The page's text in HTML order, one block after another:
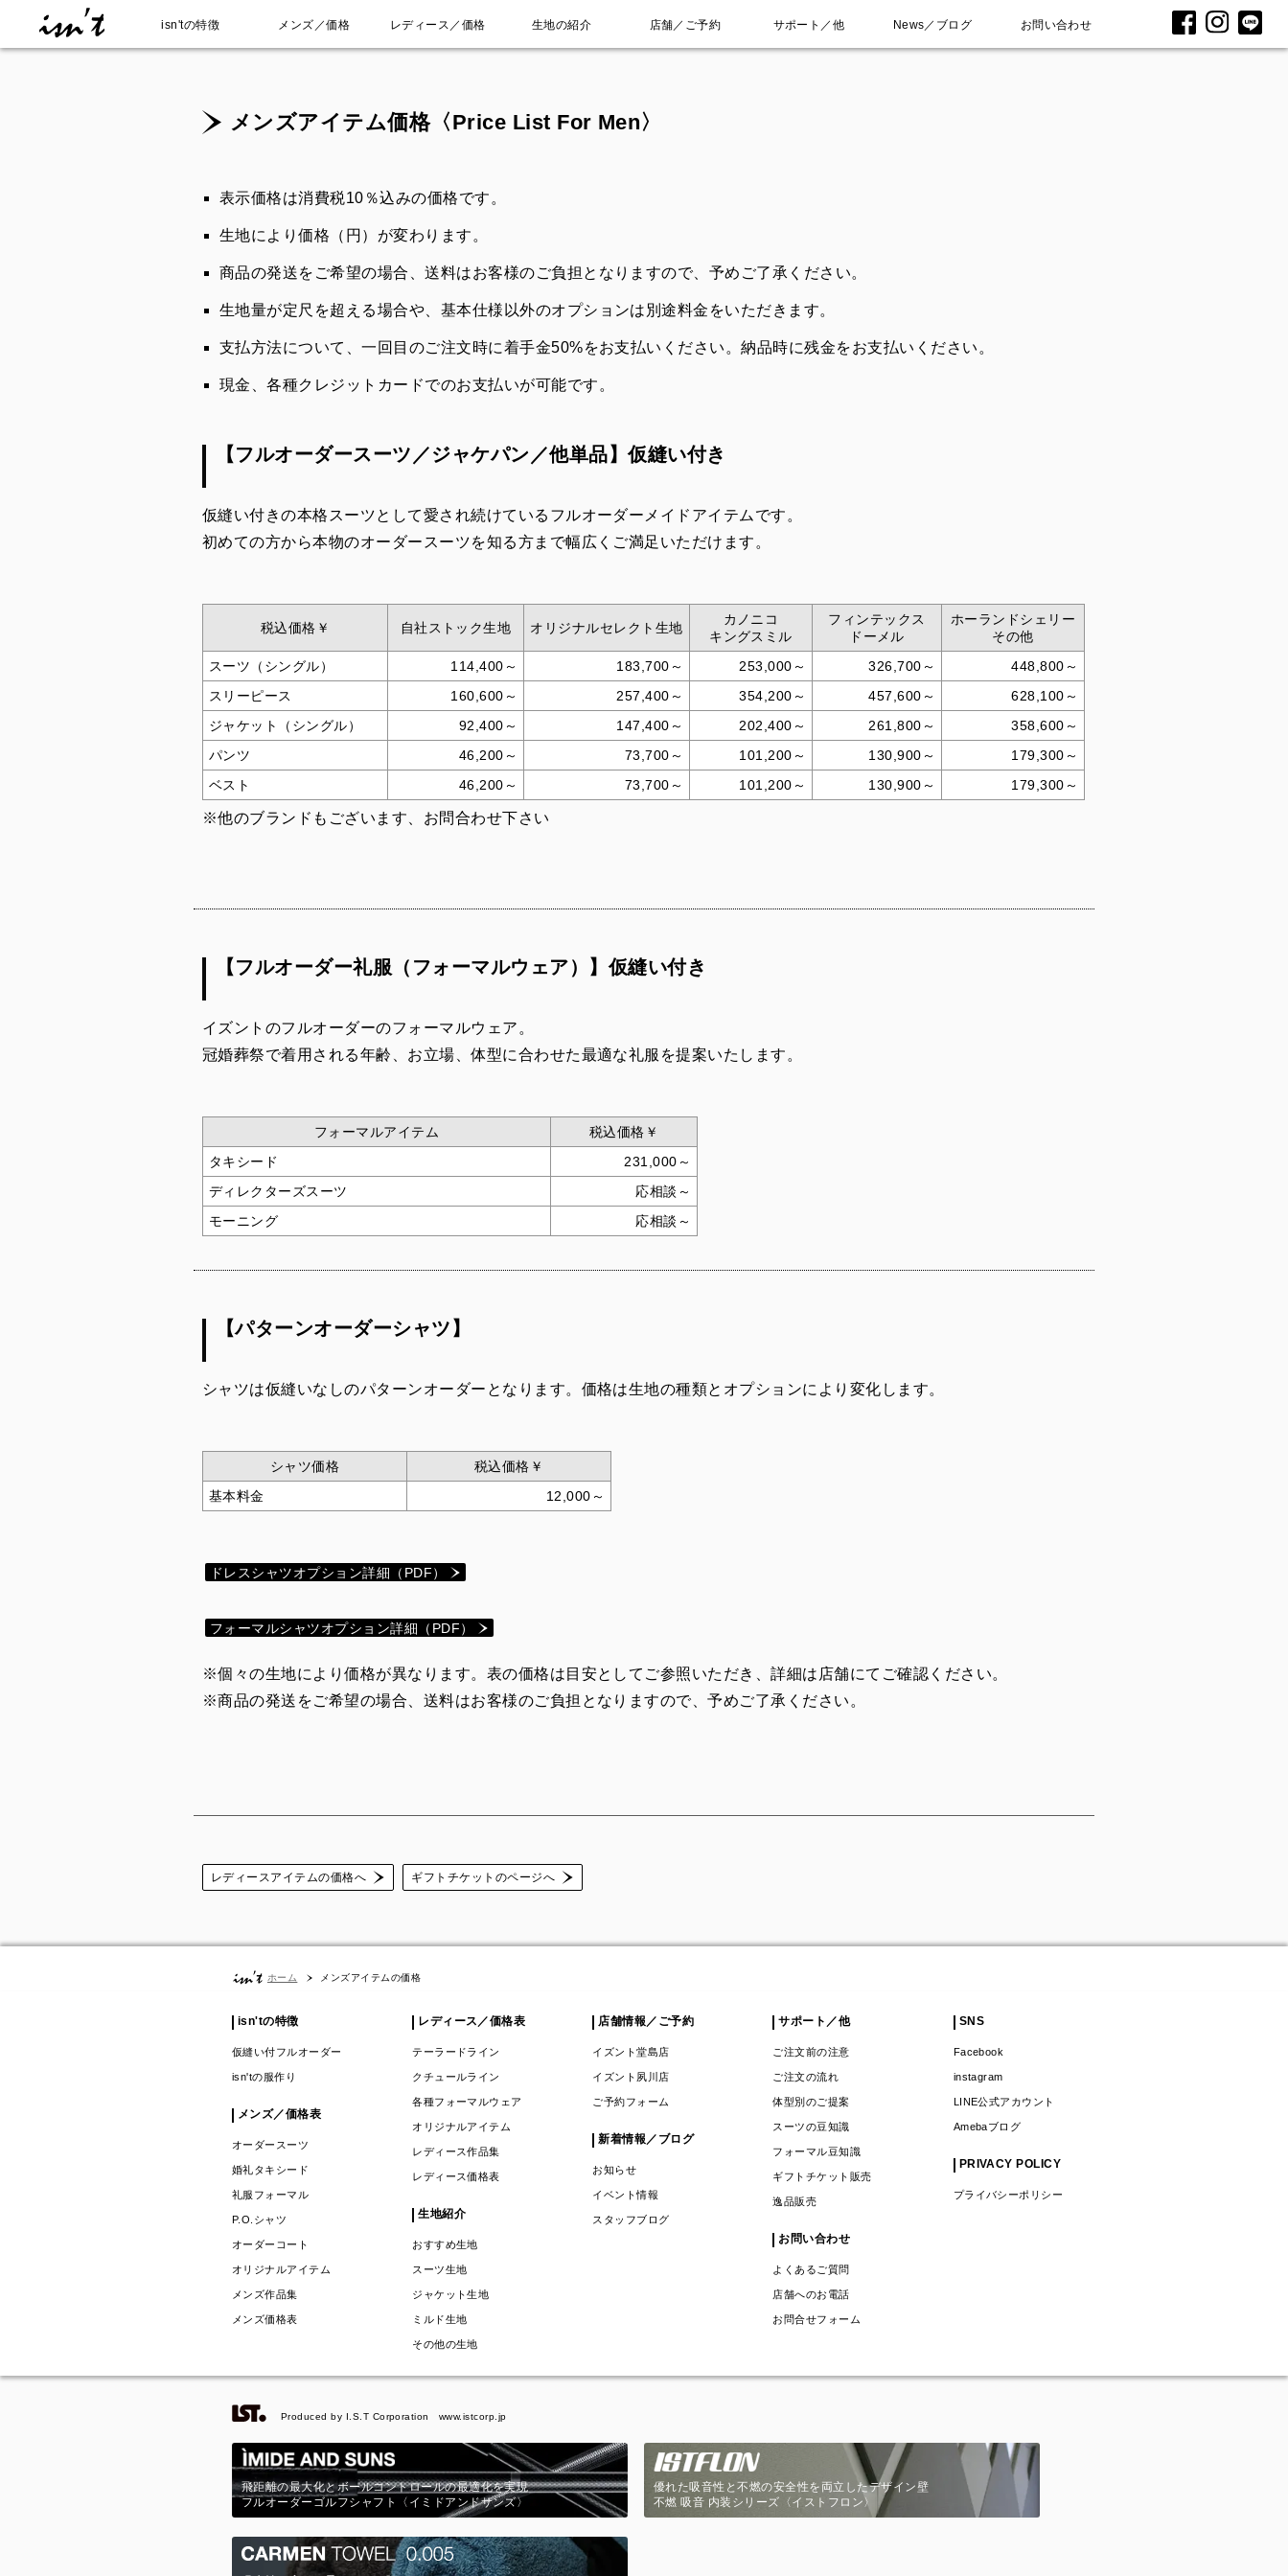
isn'tの特徴 メンズ／価格 レディース／価格 生地の紹介 店舗／ご予約 サポート／他 News／ブログ お問い合わせ
メンズアイテム価格〈Price List For Men〉
表示価格は消費税10％込みの価格です。
生地により価格（円）が変わります。
商品の発送をご希望の場合、送料はお客様のご負担となりますので、予めご了承ください。
生地量が定尺を超える場合や、基本仕様以外のオプションは別途料金をいただきます。
支払方法について、一回目のご注文時に着手金50%をお支払いください。納品時に残金をお支払いください。
現金、各種クレジットカードでのお支払いが可能です。
【フルオーダースーツ／ジャケパン／他単品】仮縫い付き
仮縫い付きの本格スーツとして愛され続けているフルオーダーメイドアイテムです。
初めての方から本物のオーダースーツを知る方まで幅広くご満足いただけます。
税込価格￥ 自社ストック生地 オリジナルセレクト生地
カノニコ
キングスミル
フィンテックス
ドーメル
ホーランドシェリー
その他
スーツ（シングル）
114,400～ 183,700～ 253,000～ 326,700～
448,800～
スリーピース
160,600～ 257,400～ 354,200～ 457,600～
628,100～
ジャケット（シングル）
92,400～ 147,400～ 202,400～ 261,800～
358,600～
パンツ
46,200～ 73,700～ 101,200～ 130,900～
179,300～
ベスト
46,200～ 73,700～ 101,200～ 130,900～ 179,300～
※他のブランドもございます、お問合わせ下さい
【フルオーダー礼服（フォーマルウェア）】仮縫い付き
イズントのフルオーダーのフォーマルウェア。
冠婚葬祭で着用される年齢、お立場、体型に合わせた最適な礼服を提案いたします。
フォーマルアイテム
税込価格￥
タキシード
231,000～
ディレクターズスーツ
応相談～
モーニング
応相談～
【パターンオーダーシャツ】
シャツは仮縫いなしのパターンオーダーとなります。価格は生地の種類とオプションにより変化します。
シャツ価格
税込価格￥
基本料金
12,000～
ドレスシャツオプション詳細（PDF）
フォーマルシャツオプション詳細（PDF）
※個々の生地により価格が異なります。表の価格は目安としてご参照いただき、詳細は店舗にてご確認ください。
※商品の発送をご希望の場合、送料はお客様のご負担となりますので、予めご了承ください。
レディースアイテムの価格へ ギフトチケットのページへ
ホーム メンズアイテムの価格
isn'tの特徴
仮縫い付フルオーダー
isn'tの服作り
メンズ／価格表
オーダースーツ
婚礼タキシード
礼服フォーマル
P.O.シャツ
オーダーコート
オリジナルアイテム
メンズ作品集
メンズ価格表
レディース／価格表
テーラードライン
クチュールライン
各種フォーマルウェア
オリジナルアイテム
レディース作品集
レディース価格表
生地紹介
おすすめ生地
スーツ生地
ジャケット生地
ミルド生地
その他の生地
店舗情報／ご予約
イズント堂島店
イズント夙川店
ご予約フォーム
新着情報／ブログ
お知らせ
イベント情報
スタッフブログ
サポート／他
ご注文前の注意
ご注文の流れ
体型別のご提案
スーツの豆知識
フォーマル豆知識
ギフトチケット販売
逸品販売
お問い合わせ
よくあるご質問
店舗へのお電話
お問合せフォーム
SNS
Facebook
instagram
LINE公式アカウント
Amebaブログ
PRIVACY POLICY
プライバシーポリシー
Produced by I.S.T Corporation www.istcorp.jp
飛距離の最大化とボールコントロールの最適化を実現
フルオーダーゴルフシャフト〈イミドアンドサンズ〉
優れた吸音性と不燃の安全性を両立したデザイン壁
不燃 吸音 内装シリーズ〈イストフロン〉